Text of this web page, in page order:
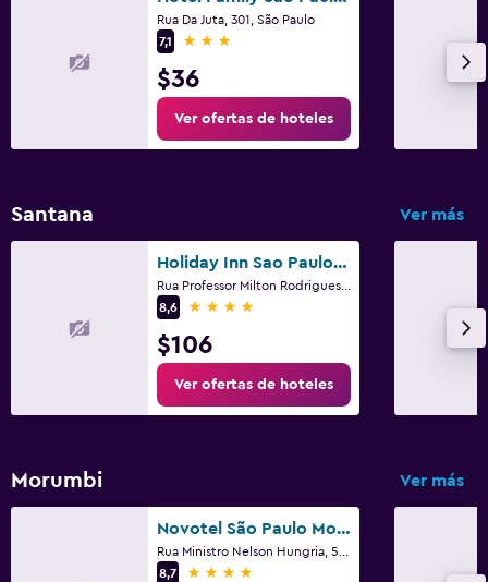
Gimnasio
Rua Da Juta, 301, São Paulo
7,1
3 estrellas
$36
Ver ofertas de hoteles
Santana Ver más
Holiday Inn Sao Paulo Parque Anhembi By IHG
8,6
4 estrellas
$106
Ver ofertas de hoteles
Morumbi Ver más
Novotel São Paulo Morumbi
8,7
4 estrellas